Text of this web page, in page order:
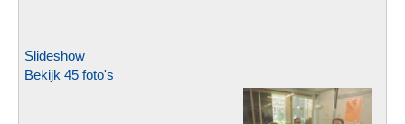
Slideshow
Bekijk 45 foto's